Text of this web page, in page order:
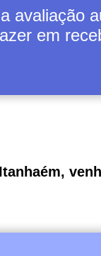
avaliação
em